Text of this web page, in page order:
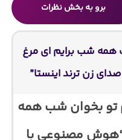
برو به بخش نظرات
همه شب برایم ای مرغ
زن ترند اینستا”
تو بخوان شب همه
مصنوعی با